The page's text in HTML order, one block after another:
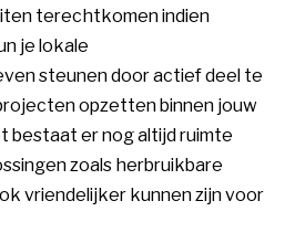
terechtkomen indien
je lokale
steunen door actief deel te
opzetten binnen jouw
bestaat er nog altijd ruimte
zoals herbruikbare
vriendelijker kunnen zijn voor